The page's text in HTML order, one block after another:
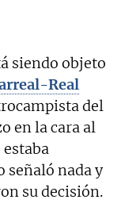
siendo objeto
Real
del
en la cara al
señaló nada y
su decisión.